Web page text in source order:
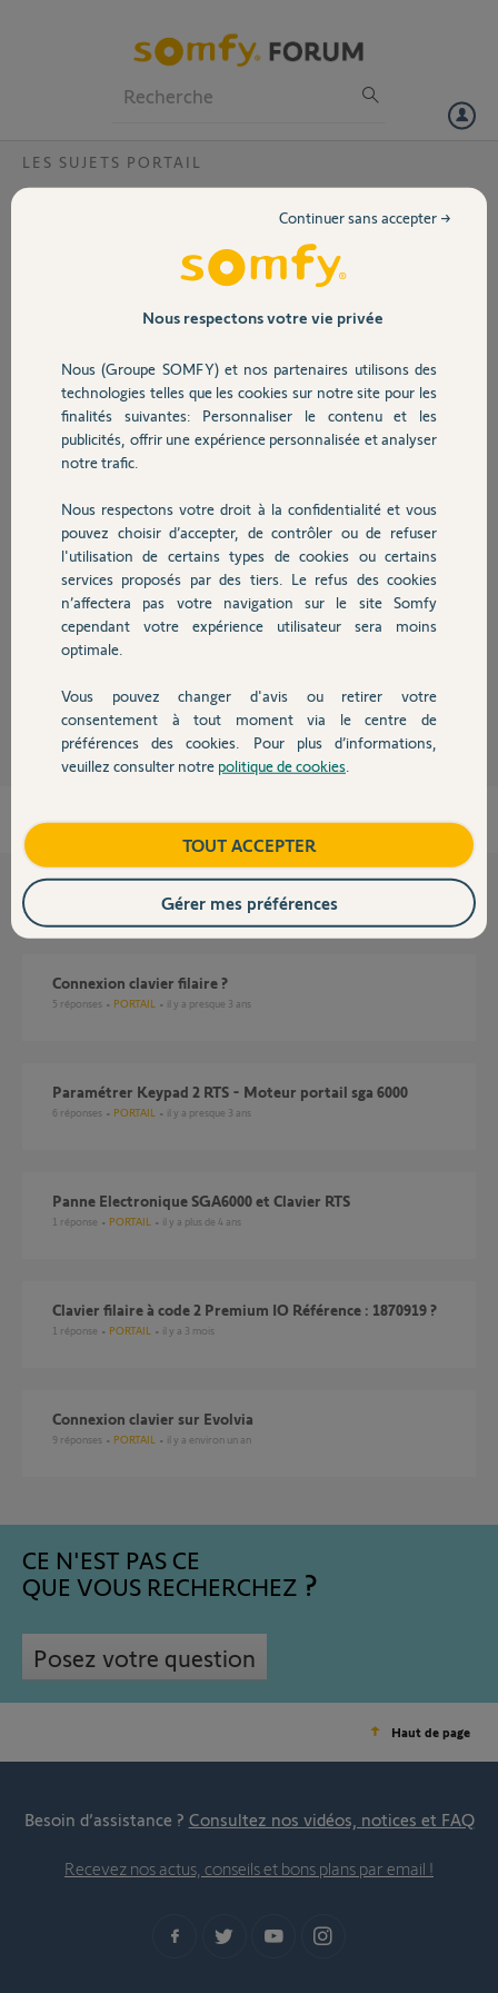
Volet
Sécurité
Domotique
Chauffage
Autres produits
Devis avec un pro
Contact
LES SUJETS PORTAIL
SGA6000 Clavier à code filaire branchement
Je viens de changer le boitier de contrôle du SGA6000 et fait un
branchement à l'identique des câblages. Par contre le clavier à code
filaire Somfy, ne fonctionne plus du tout. Après lecture de la doc, qui
est très succincte, pas de réponse. Et il possible d'avoir un vrai
Olivier V.
Participer au fil de discussion
Réponses
Bonjour,
Ce clavier se branche sur le port "START".
Anonyme il y a environ 7 ans
Questions liées
Connexion clavier filaire ?
5 réponses PORTAIL il y a presque 3 ans
Paramétrer Keypad 2 RTS - Moteur portail sga 6000
6 réponses PORTAIL il y a presque 3 ans
Panne Electronique SGA6000 et Clavier RTS
1 réponse PORTAIL il y a plus de 4 ans
Clavier filaire à code 2 Premium IO Référence : 1870919 ?
1 réponse PORTAIL il y a 3 mois
Connexion clavier sur Evolvia
9 réponses PORTAIL il y a environ un an
CE N'EST PAS CE
QUE VOUS RECHERCHEZ
Posez votre question
Haut de page
Besoin d’assistance ? Consultez nos vidéos, notices et FAQ
Recevez nos actus, conseils et bons plans par email !
Nous respectons votre vie privée
Nous (Groupe SOMFY) et nos partenaires utilisons des
technologies telles que les cookies sur notre site pour les
finalités suivantes: Personnaliser le contenu et les
publicités, offrir une expérience personnalisée et analyser
notre trafic.
Nous respectons votre droit à la confidentialité et vous
pouvez choisir d’accepter, de contrôler ou de refuser
l'utilisation de certains types de cookies ou certains
services proposés par des tiers. Le refus des cookies
n’affectera pas votre navigation sur le site Somfy
cependant votre expérience utilisateur sera moins
optimale.
Vous pouvez changer d'avis ou retirer votre
consentement à tout moment via le centre de
préférences des cookies. Pour plus d’informations,
veuillez consulter notre politique de cookies
Continuer sans accepter →
TOUT ACCEPTER
Gérer mes préférences